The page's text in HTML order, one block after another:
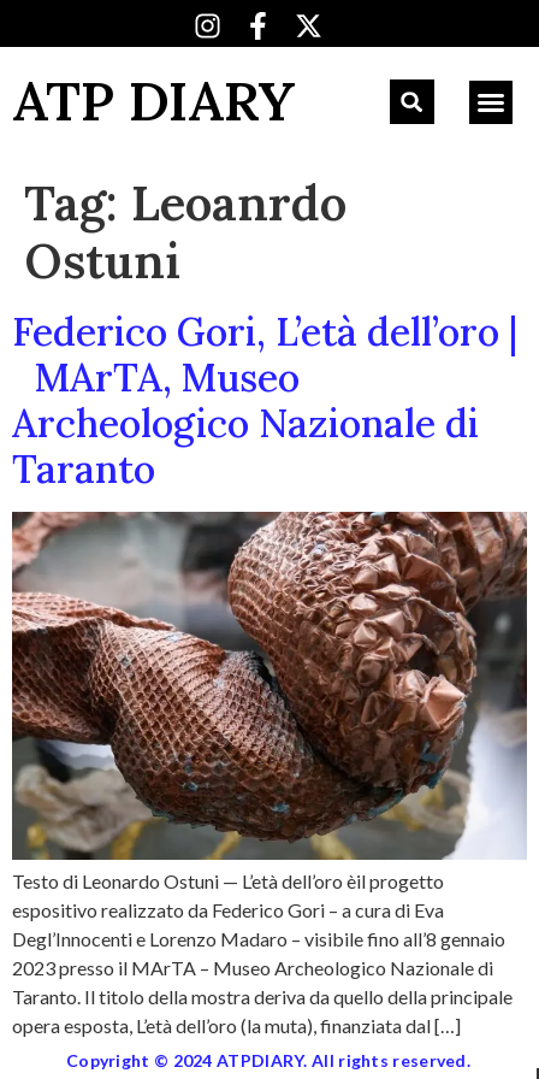
ATP DIARY
Tag: Leoanrdo
Ostuni
Federico Gori, L’età dell’oro |
MArTA, Museo
Archeologico Nazionale di
Taranto
Testo di Leonardo Ostuni — L’età dell’oro èil progetto
espositivo realizzato da Federico Gori – a cura di Eva
Degl’Innocenti e Lorenzo Madaro – visibile fino all’8 gennaio
2023 presso il MArTA – Museo Archeologico Nazionale di
Taranto. Il titolo della mostra deriva da quello della principale
opera esposta, L’età dell’oro (la muta), finanziata dal […]
Copyright © 2024 ATPDIARY. All rights reserved.